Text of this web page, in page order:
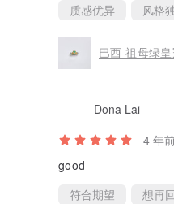
质感优异 风格
巴西 祖母绿
Dona Lai
4 年
good
符合期望
想再